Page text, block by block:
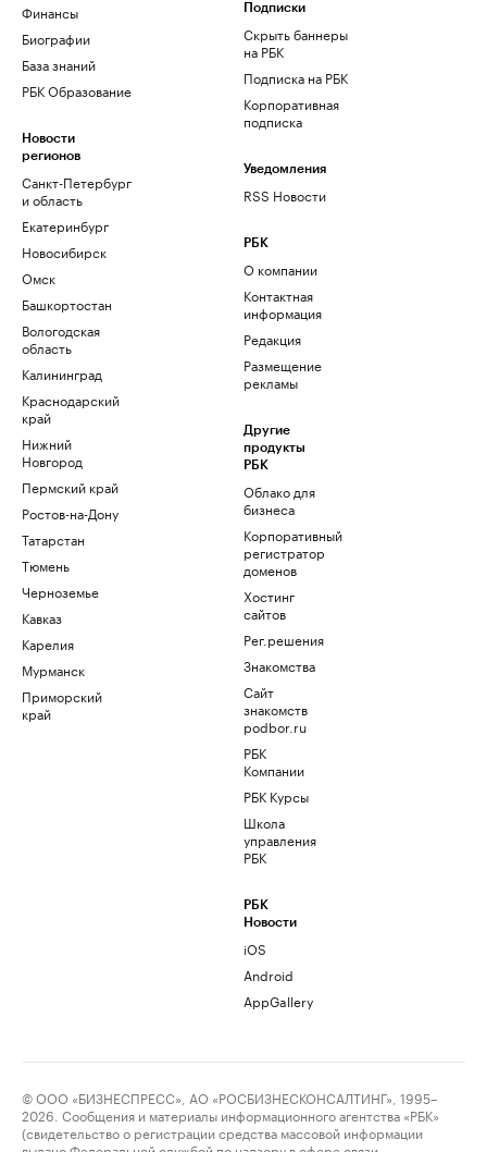
Финансы
Биографии
База знаний
РБК Образование
Новости
регионов
Санкт-Петербург
и область
Екатеринбург
Новосибирск
Омск
Башкортостан
Вологодская
область
Калининград
Краснодарский
край
Нижний
Новгород
Пермский край
Ростов-на-Дону
Татарстан
Тюмень
Черноземье
Кавказ
Карелия
Мурманск
Приморский
край
Подписки
Скрыть баннеры
на РБК
Подписка на РБК
Корпоративная
подписка
Уведомления
RSS Новости
РБК
О компании
Контактная
информация
Редакция
Размещение
рекламы
Другие
продукты
РБК
Облако для
бизнеса
Корпоративный
регистратор
доменов
Хостинг
сайтов
Рег.решения
Знакомства
Сайт
знакомств
podbor.ru
РБК
Компании
РБК Курсы
Школа
управления
РБК
РБК
Новости
iOS
Android
AppGallery
© ООО «БИЗНЕСПРЕСС», АО «РОСБИЗНЕСКОНСАЛТИНГ», 1995–
2026. Сообщения и материалы информационного агентства «РБК»
(свидетельство о регистрации средства массовой информации